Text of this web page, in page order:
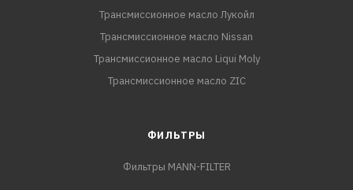
Трансмиссионное масло Лукойл
Трансмиссионное масло Nissan
Трансмиссионное масло Liqui Moly
Трансмиссионное масло ZIC
ФИЛЬТРЫ
Фильтры MANN-FILTER